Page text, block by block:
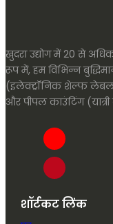
खुदरा उद्योग में 20 से
रूप में, हम विभिन्न
(इलेक्ट्रॉनिक शेल्फ
और पीपल काउंटिंग
शॉर्टकट लिंक